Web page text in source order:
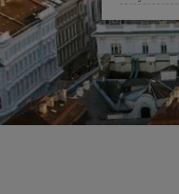
una
opción